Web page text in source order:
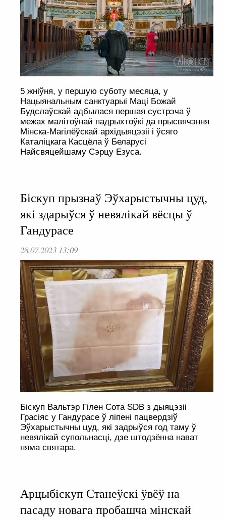
5 жніўня, у першую суботу месяца, у
Нацыянальным санктуарыі Маці Божай
Будслаўскай адбылася першая сустрэча ў
межах малітоўнай падрыхтоўкі да прысвячэння
Мінска-Магілёўскай архідыяцэзіі і ўсяго
Каталіцкага Касцёла ў Беларусі
Найсвяцейшаму Сэрцу Езуса.
Біскуп прызнаў Эўхарыстычны цуд,
які здарыўся ў невялікай вёсцы ў
Гандурасе
28.07.2023 13:09
Біскуп Вальтэр Гілен Сота SDB з дыяцэзіі
Грасіяс у Гандурасе ў ліпені пацвердзіў
Эўхарыстычны цуд, які задрыўся год таму ў
невялікай супольнасці, дзе штодзённа нават
няма святара.
Арцыбіскуп Станеўскі ўвёў на
пасаду новага пробашча мінскай